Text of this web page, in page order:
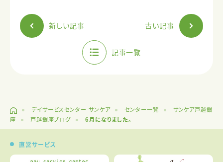
新しい記事 古い記事
記事一覧
デイサービスセンター サンケア センター一覧
サンケア戸越銀
座
戸越銀座ブログ 6月になりました。
直営サービス